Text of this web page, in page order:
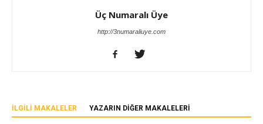
Üç Numaralı Üye
http://3numaraliuye.com
İLGILI MAKALELER YAZARIN DIĞER MAKALELERI